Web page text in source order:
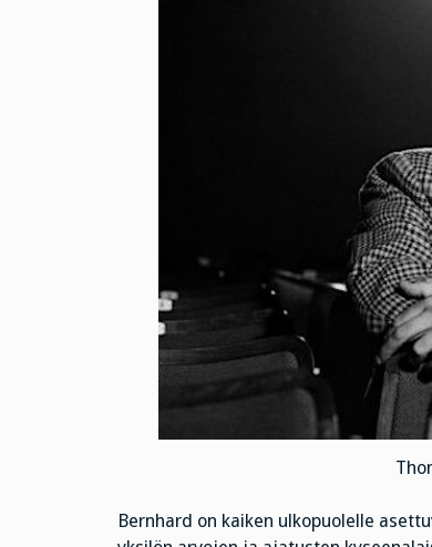
Bernhard on kaiken ulkopuolelle